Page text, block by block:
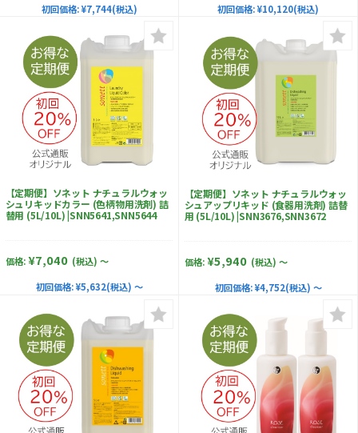
初回価格: ¥7,744(税込)
初回価格:¥10,120(税込)
【定期便】ソネット ナチュラルウォッ
シュリキッドカラー (色柄物用洗剤) 詰
替用 (5L/10L) |SNN5641,SNN5644
価格: ¥7,040 (税込) ～
初回価格: ¥5,632(税込) ～
【定期便】ソネット ナチュラルウォッ
シュアップリキッド (食器用洗剤) 詰替
用 (5L/10L) |SNN3676,SNN3672
価格: ¥5,940 (税込) ～
初回価格: ¥4,752(税込) ～